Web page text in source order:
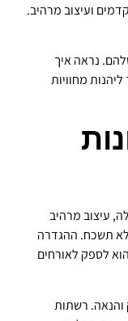
ועיצוב מרהיב.
נראה איך
מחוויות
עיצוב מרהיב
תשכח. ההגדרה
לספק לאורחים
והנאה. רשתות